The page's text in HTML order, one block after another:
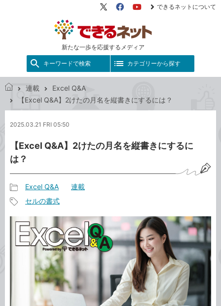
新たな一歩を応援するメディア
X（旧
FacebookYouTube
できるネットについて
キーワードで検索 カテゴリーから探す
ネ
ト
連載
Excel Q&A
【Excel Q&A】2けたの月名を縦書きにするには？
2025.03.21 FRI 05:50
【Excel Q&A】2けたの月名を縦書きにするに
は？
事
カ
テ
ゴ
Excel Q&A 連載
事
タ
グ
セルの書式